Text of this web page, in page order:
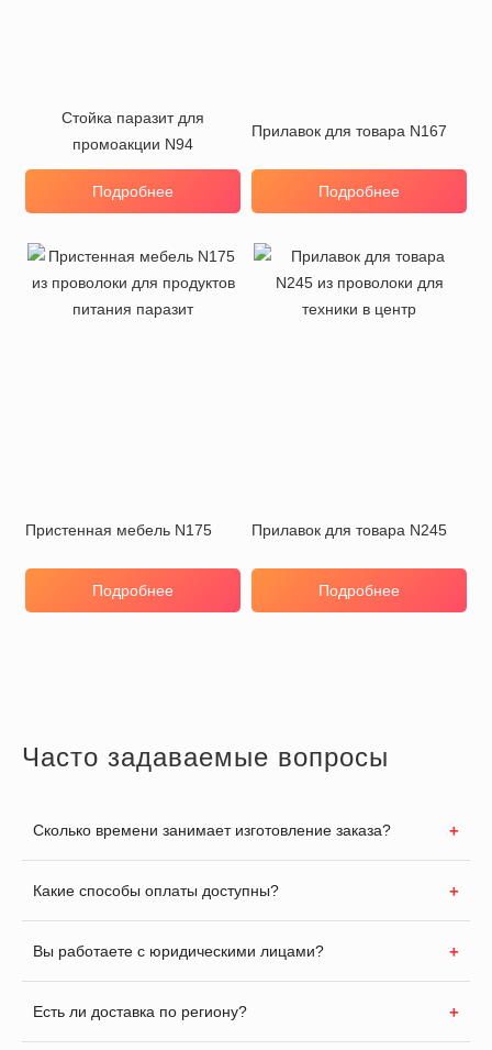
Стойка паразит для
промоакции N94
Подробнее
Прилавок для товара N167
Подробнее
Пристенная мебель N175
Подробнее
Прилавок для товара N245
Подробнее
Часто задаваемые вопросы
Сколько времени занимает изготовление заказа?
Какие способы оплаты доступны?
Вы работаете с юридическими лицами?
Есть ли доставка по региону?